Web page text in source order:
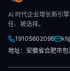
AI 时代企业增长新引
任、被选择。
19105602096
地址：安徽省合肥市